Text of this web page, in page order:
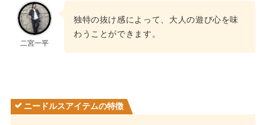
二宮一平
独特の抜け感によって、大人の遊び心を味
わうことができます。
ニードルスアイテムの特徴